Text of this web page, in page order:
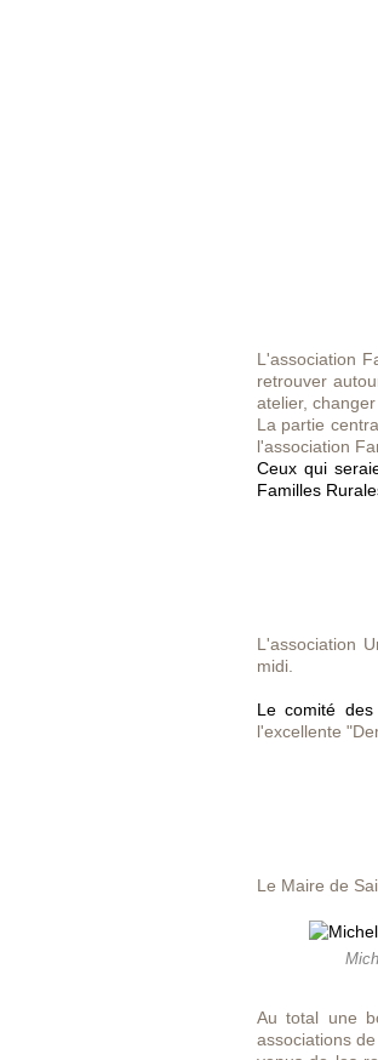
L'association
retrouver
atelier, changer
La partie
l'association
Ceux qui
Familles
L'association
midi.
Le comité
l'excellente
Le Maire de
Au total une
associations